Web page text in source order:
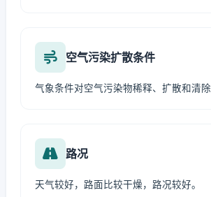
空气污染扩散条件
气象条件对空气污染物稀释、扩散和清除
路况
天气较好，路面比较干燥，路况较好。